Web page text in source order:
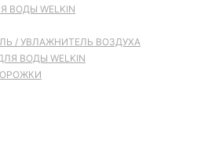
ВОДЫ WELKIN
/ УВЛАЖНИТЕЛЬ ВОЗДУХА
ВОДЫ WELKIN